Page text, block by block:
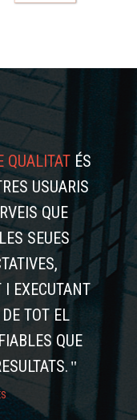
QUALITAT ÉS
USUARIS
QUE
SEUES
EXECUTANT
TOT EL
QUE